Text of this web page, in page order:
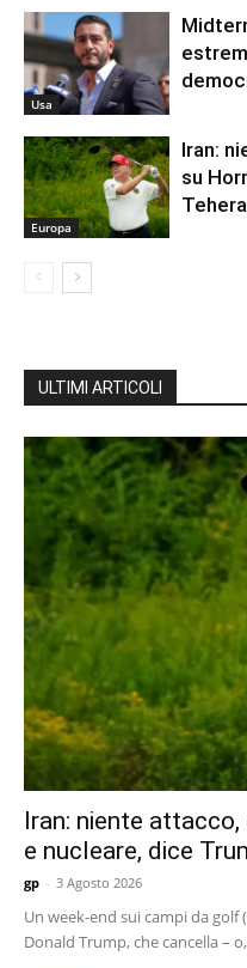
Usa
Europa
Iran:
su
ULTIMI ARTICOLI
Iran: niente
e nucleare, dice
gp - 3 Agosto 2026
Un week-end sui campi da golf
Donald Trump, che cancella –